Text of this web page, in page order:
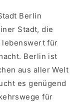
Berlin
Stadt, die
lebenswert für
Berlin ist
aus aller Welt
es genügend
für